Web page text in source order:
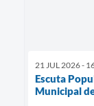
21 JUL 2026 -
Escuta
Municipal